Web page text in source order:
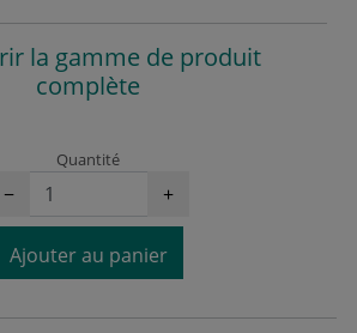
la gamme de produit
complète
Quantité
− +
Ajouter au panier